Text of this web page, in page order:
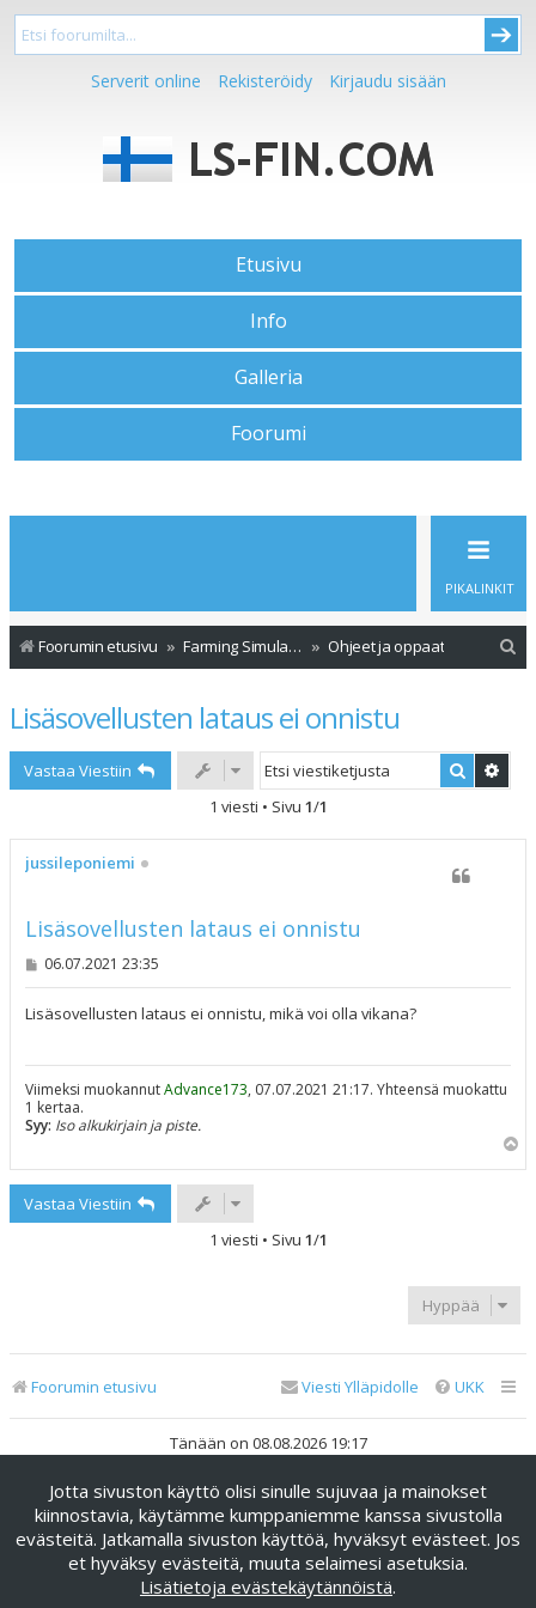
Serverit online Rekisteröidy Kirjaudu sisään
Etusivu
Info
Galleria
Foorumi
PIKALINKIT
Foorumin etusivu Farming Simulator 19 Ohjeet ja oppaat
Lisäsovellusten lataus ei onnistu
Vastaa Viestiin Etsi
1 viesti • Sivu 1/1
jussileponiemi
Lisäsovellusten lataus ei onnistu
V
s
06.07.2021 23:35
Lisäsovellusten lataus ei onnistu, mikä voi olla vikana?
Viimeksi muokannutAdvance173, 07.07.2021 21:17. Yhteensä muokattu
1 kertaa.
Syy: Iso alkukirjain ja piste.
Vastaa Viestiin
1 viesti • Sivu 1/1
Hyppää
Foorumin etusivu UKK
Viesti Ylläpidolle
Tänään on 08.08.2026 19:17
Keskustelufoorumin ohjelmistophpBB® Forum Software ©
phpBB Limited
Käännös: phpBB Suomi (lurttinen, harritapio, Pettis)
phpBB Metro Theme byPixelGoose Studio
Yksityisyys|Ehdot
Jotta sivuston käyttö olisi sinulle sujuvaa ja mainokset
kiinnostavia, käytämme kumppaniemme kanssa sivustolla
evästeitä. Jatkamalla sivuston käyttöä, hyväksyt evästeet. Jos
et hyväksy evästeitä, muuta selaimesi asetuksia.
Lisätietoja evästekäytännöistä.